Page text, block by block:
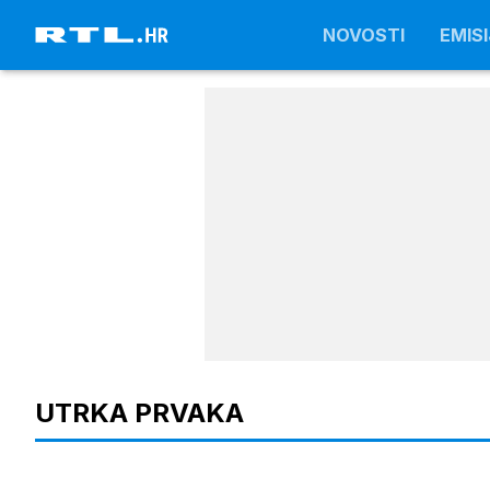
NOVOSTI
UTRKA PRVAKA
NOVOSTI